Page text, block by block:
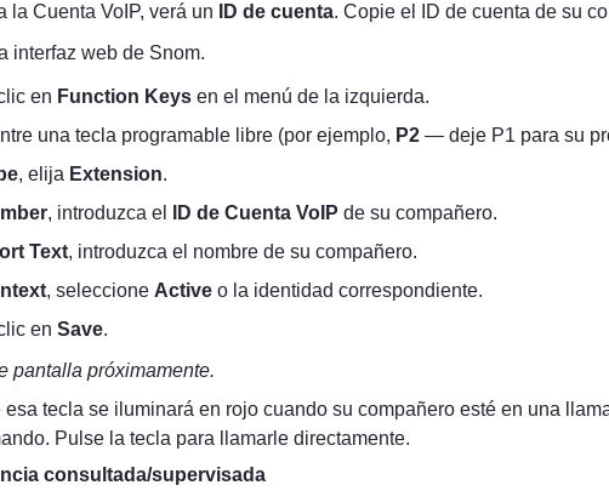
la Cuenta VoIP, verá un
ID de cuenta. Copie el ID de cuenta de su
interfaz web de Snom.
en Function Keys en el menú de la izquierda.
una tecla programable libre (por ejemplo, P2 — deje P1 para su
, elija Extension.
, introduzca el ID de Cuenta VoIP de su compañero.
Text, introduzca el nombre de su compañero.
, seleccione Active o la identidad correspondiente.
en Save.
pantalla próximamente.
esa tecla se iluminará en rojo cuando su compañero esté en una
Pulse la tecla para llamarle directamente.
consultada/supervisada